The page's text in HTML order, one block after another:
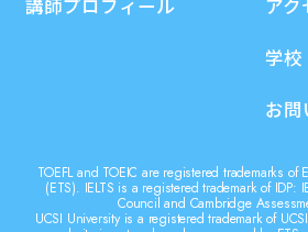
講師プロフィール
ア
学
お問
TOEFL and TOEIC are registered trademarks of
(ETS). IELTS is a registered trademark of IDP:
Council and Cambridge
UCSI University is a registered trademark of